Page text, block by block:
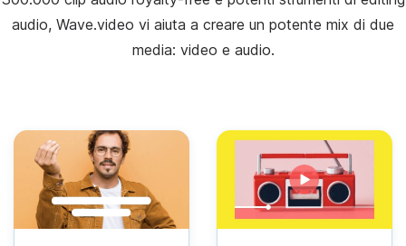
audio, Wave.video vi aiuta a creare un potente mix di due
media: video e audio.